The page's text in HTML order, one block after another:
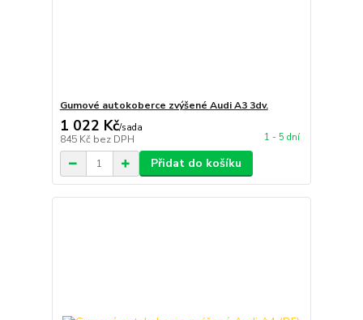
Gumové autokoberce zvýšené Audi A3 3dv.
1 022 Kč/sada
845 Kč bez DPH 1 - 5 dní
Přidat do košíku